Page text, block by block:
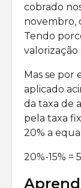
cobrado
novembro,
Tendo
valorização
Mas se por
aplicado
da taxa de
pela taxa
20% a
20%-15% =